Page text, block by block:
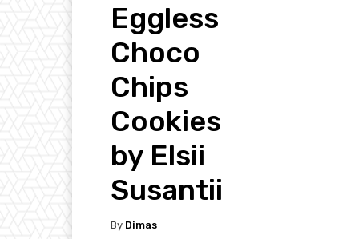
Eggless
Choco
Chips
Cookies
by Elsii
Susantii
By Dimas